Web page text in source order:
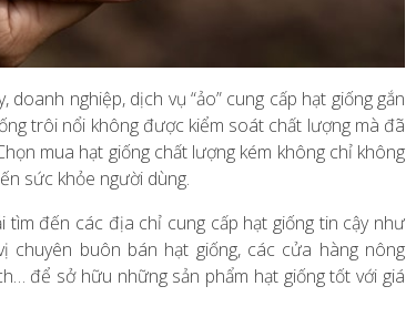
nghiệp, dịch vụ “ảo” cung cấp hạt giống gắn
trôi nổi không được kiểm soát chất lượng mà đã
mua hạt giống chất lượng kém không chỉ không
sức khỏe người dùng.
tìm đến các địa chỉ cung cấp hạt giống tin cậy như
chuyên buôn bán hạt giống, các cửa hàng nông
để sở hữu những sản phẩm hạt giống tốt với giá